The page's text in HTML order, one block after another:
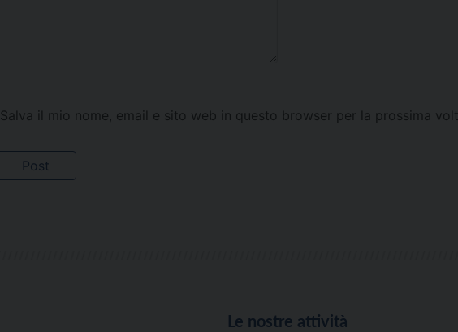
Salva il mio nome, email e sito web in questo browser per la prossima
Le nostre attività